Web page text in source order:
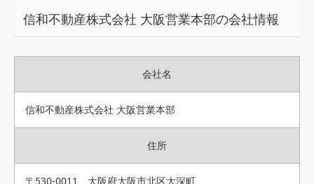
運営会社
掲載受付窓口はこちら
信和不動産株式会社 大阪営業本部の会社情報
会社名
信和不動産株式会社 大阪営業本部
住所
〒530-0011 大阪府大阪市北区大深町